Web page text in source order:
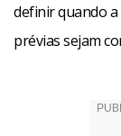
definir quando a
prévias sejam